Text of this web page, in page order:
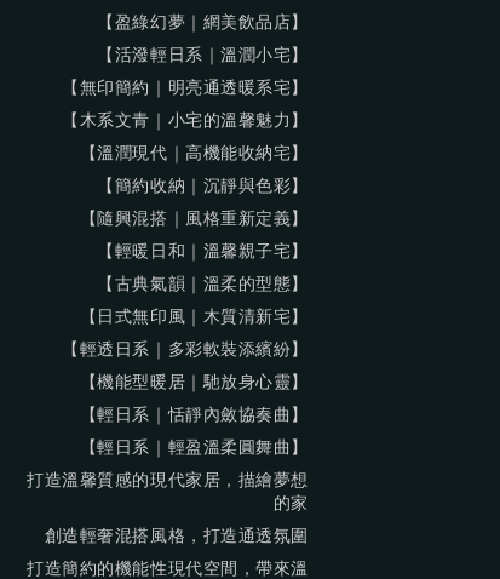
【盈綠幻夢｜網美飲品店】
【活潑輕日系｜溫潤小宅】
【無印簡約｜明亮通透暖系宅】
【木系文青｜小宅的溫馨魅力】
【溫潤現代｜高機能收納宅】
【簡約收納｜沉靜與色彩】
【隨興混搭｜風格重新定義】
【輕暖日和｜溫馨親子宅】
【古典氣韻｜溫柔的型態】
【日式無印風｜木質清新宅】
【輕透日系｜多彩軟裝添繽紛】
【機能型暖居｜馳放身心靈】
【輕日系｜恬靜內斂協奏曲】
【輕日系｜輕盈溫柔圓舞曲】
打造溫馨質感的現代家居，描繪夢想
的家
創造輕奢混搭風格，打造通透氛圍
打造簡約的機能性現代空間，帶來溫